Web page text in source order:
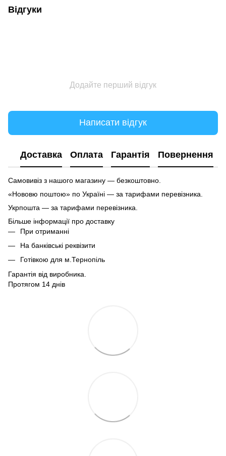
Відгуки
Додайте перший відгук
Написати відгук
Доставка Оплата Гарантія Повернення
Самовивіз з нашого магазину — безкоштовно.
«Нововю поштою» по Україні — за тарифами перевізника.
Укрпошта — за тарифами перевізника.
Більше інформації про доставку
При отриманні
На банківські реквізити
Готівкою для м.Тернопіль
Гарантія від виробника.
Протягом 14 днів